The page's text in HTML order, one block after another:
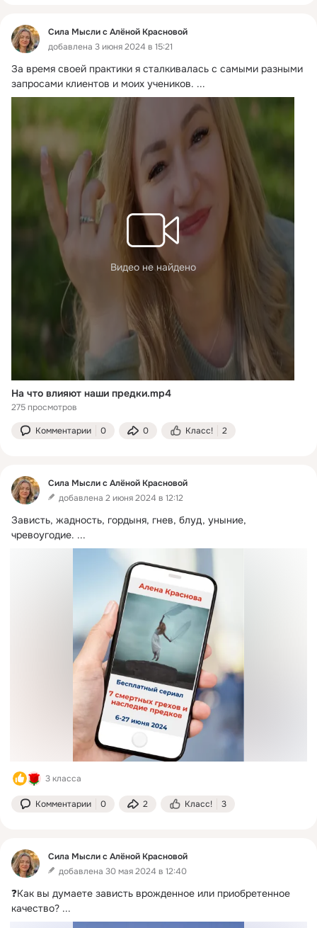
Сила Мысли с Алёной Красновой
добавлена 3 июня 2024 в 15:21
За время своей практики я сталкивалась с самыми разными
запросами клиентов и моих учеников. ...
Видео не найдено
На что влияют наши предки.mp4
275 просмотров
Комментарии 0 0 Класс! 2
Сила Мысли с Алёной Красновой
добавлена 2 июня 2024 в 12:12
Зависть, жадность, гордыня, гнев, блуд, уныние,
чревоугодие. ...
3 класса
Комментарии 0 2 Класс! 3
Сила Мысли с Алёной Красновой
добавлена 30 мая 2024 в 12:40
❓Как вы думаете зависть врожденное или приобретенное
качество? ...